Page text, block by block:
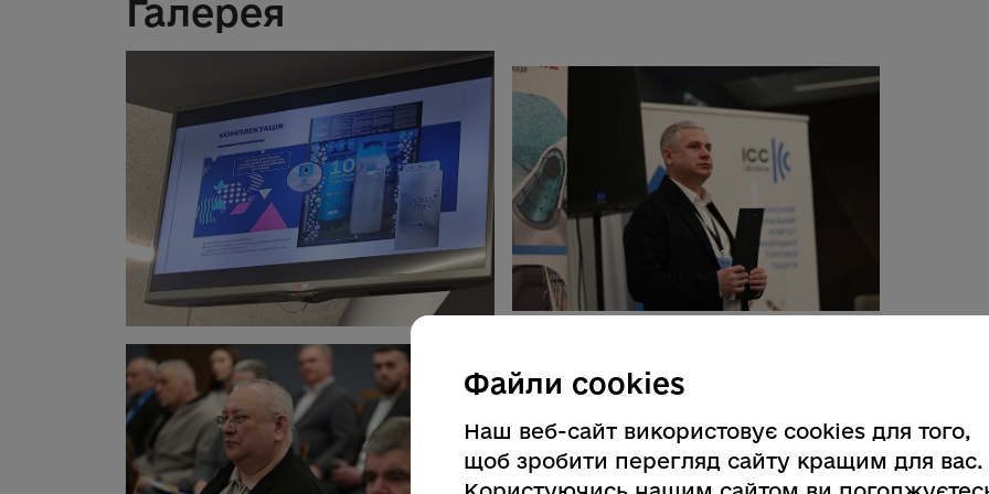
Галерея
Файли cookies
Наш веб-сайт використовує cookies для того,
щоб зробити перегляд сайту кращим для вас.